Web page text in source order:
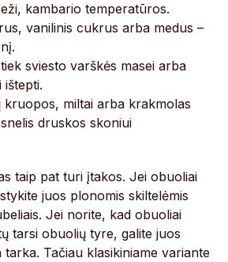
kambario temperatūros.
vanilinis cukrus arba medus –
sviesto varškės masei arba
ištepti.
kruopos, miltai arba krakmolas
druskos skoniui
taip pat turi įtakos. Jei obuoliai
juos plonomis skiltelėmis
Jei norite, kad obuoliai
tarsi obuolių tyre, galite juos
Tačiau klasikiniame variante